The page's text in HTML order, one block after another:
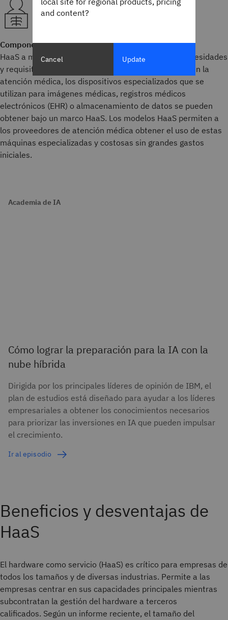
Componentes y dispositivos especializados
HaaS a menudo presta servicios a industrias con necesidades
y requisitos altamente especializados. Por ejemplo, en la
atención médica, los dispositivos especializados que se
utilizan para imágenes médicas, registros médicos
electrónicos (EHR) o almacenamiento de datos se pueden
obtener bajo un marco HaaS. Los modelos HaaS permiten a
los proveedores de atención médica obtener el uso de estas
máquinas especializadas y costosas sin grandes gastos
iniciales.
Academia de IA
Cómo lograr la preparación para la IA con la
nube híbrida
Dirigida por los principales líderes de opinión de IBM, el
plan de estudios está diseñado para ayudar a los líderes
empresariales a obtener los conocimientos necesarios
para priorizar las inversiones en IA que pueden impulsar
el crecimiento.
Ir al episodio
Beneficios y desventajas de
HaaS
El hardware como servicio (HaaS) es crítico para empresas de
todos los tamaños y de diversas industrias. Permite a las
empresas centrar en sus capacidades principales mientras
subcontratan la gestión del hardware a terceros
calificados. Según un informe reciente, el tamaño del
and content?
Cancel Update